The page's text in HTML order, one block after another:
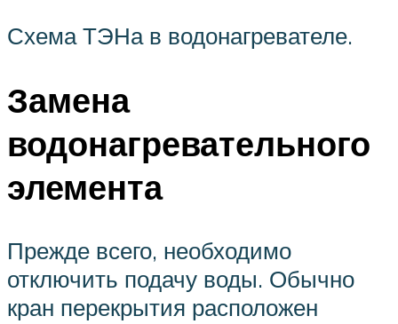
Схема ТЭНа в водонагревателе.
Замена
водонагревательного
элемента
Прежде всего, необходимо
отключить подачу воды. Обычно
кран перекрытия расположен